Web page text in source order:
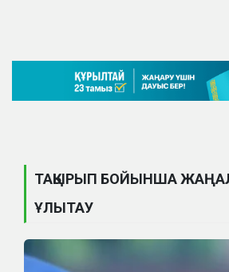
ТАҚЫРЫП БОЙЫНША
ҰЛЫТАУ